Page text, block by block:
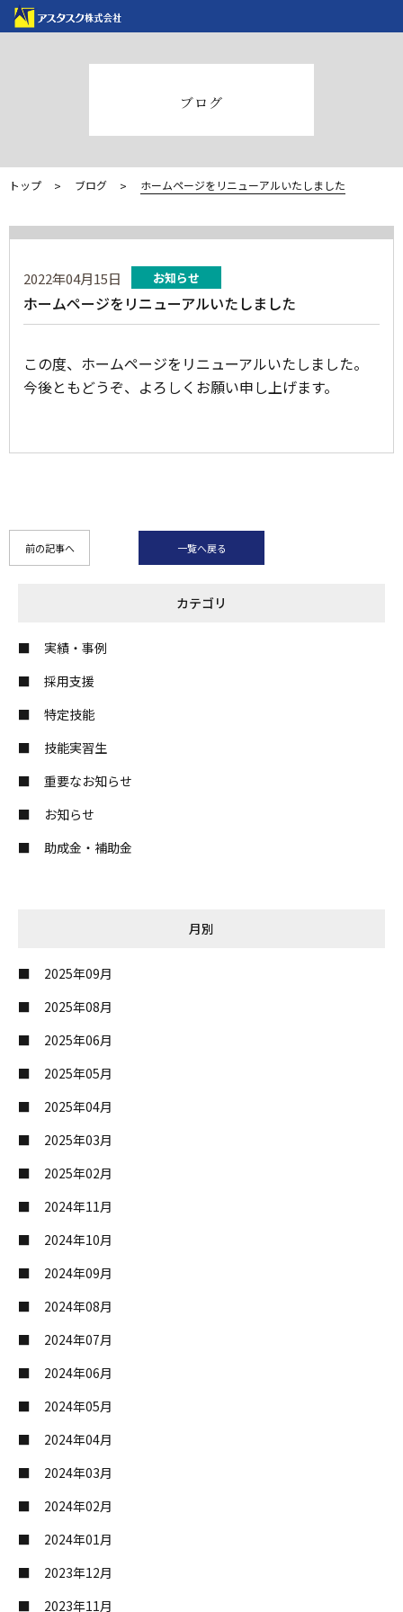
ブログ
トップ ブログ ホームページをリニューアルいたしました
2022年04月15日 お知らせ
ホームページをリニューアルいたしました
この度、ホームページをリニューアルいたしました。
今後ともどうぞ、よろしくお願い申し上げます。
前の記事へ 一覧へ戻る
カテゴリ
実績・事例
採用支援
特定技能
技能実習生
重要なお知らせ
お知らせ
助成金・補助金
月別
2025年09月
2025年08月
2025年06月
2025年05月
2025年04月
2025年03月
2025年02月
2024年11月
2024年10月
2024年09月
2024年08月
2024年07月
2024年06月
2024年05月
2024年04月
2024年03月
2024年02月
2024年01月
2023年12月
2023年11月